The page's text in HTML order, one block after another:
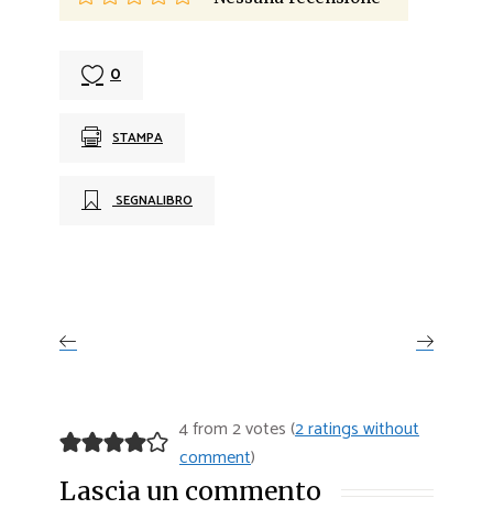
0
STAMPA
SEGNALIBRO
4 from 2 votes (2 ratings without
comment)
Lascia un commento